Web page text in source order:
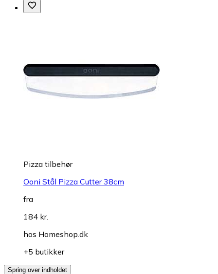
Pizza tilbehør
Ooni Stål Pizza Cutter 38cm
fra
184 kr.
hos Homeshop.dk
+5 butikker
Spring over indholdet